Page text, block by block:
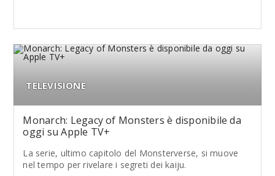
TELEVISIONE
Monarch: Legacy of Monsters è disponibile da
oggi su Apple TV+
La serie, ultimo capitolo del Monsterverse, si muove
nel tempo per rivelare i segreti dei kaiju.